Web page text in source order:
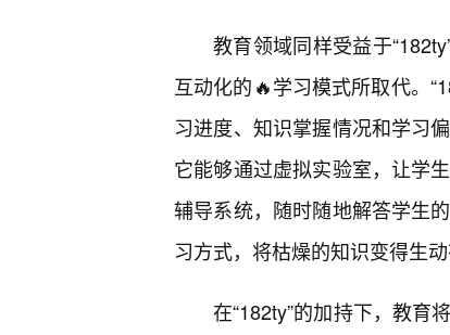
教育领域同样受益于
互动化的🔥学习模式所取代。
习进度、知识掌握情况和学习
它能够通过虚拟实验室，让学
辅导系统，随时随地解答学生
习方式，将枯燥的知识变得生
在“182ty”的加持下，教育